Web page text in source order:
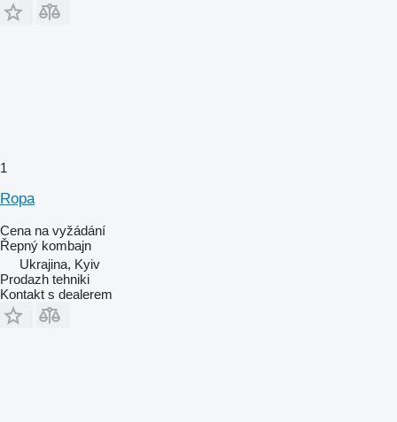
1
Ropa
Cena na vyžádání
Řepný kombajn
Ukrajina, Kyiv
Prodazh tehniki
Kontakt s dealerem